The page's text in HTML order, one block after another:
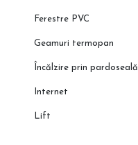
Ferestre PVC
Geamuri termopan
Încălzire prin pardoseală
Internet
Lift